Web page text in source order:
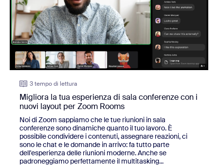
3 tempo di lettura
Migliora la tua esperienza di sala conferenze con i
nuovi layout per Zoom Rooms
Noi di Zoom sappiamo che le tue riunioni in sala
conferenze sono dinamiche quanto il tuo lavoro. È
possibile condividere i contenuti, assegnare reazioni, ci
sono le chat e le domande in arrivo: fa tutto parte
dell'esperienza delle riunioni moderne. Anche se
padroneggiamo perfettamente il multitasking...